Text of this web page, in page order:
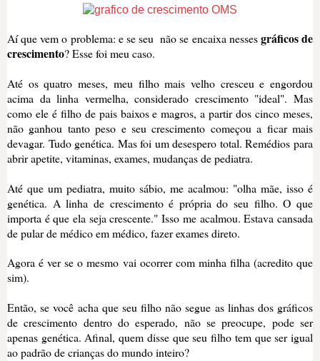
Aí que vem o problema: e se seu não se encaixa nessesgráficos de
crescimento? Esse foi meu caso.
Até os quatro meses, meu filho mais velho cresceu e engordou
acima da linha vermelha, considerado crescimento "ideal". Mas
como ele é filho de pais baixos e magros, a partir dos cinco meses,
não ganhou tanto peso e seu crescimento começou a ficar mais
devagar. Tudo genética. Mas foi um desespero total. Remédios para
abrir apetite, vitaminas, exames, mudanças de pediatra.
Até que um pediatra, muito sábio, me acalmou: "olha mãe, isso é
genética. A linha de crescimento é própria do seu filho. O que
importa é que ela seja crescente." Isso me acalmou. Estava cansada
de pular de médico em médico, fazer exames direto.
Agora é ver se o mesmo vai ocorrer com minha filha (acredito que
sim).
Então, se você acha que seu filho não segue as linhas dos gráficos
de crescimento dentro do esperado, não se preocupe, pode ser
apenas genética. Afinal, quem disse que seu filho tem que ser igual
ao padrão de crianças do mundo inteiro?